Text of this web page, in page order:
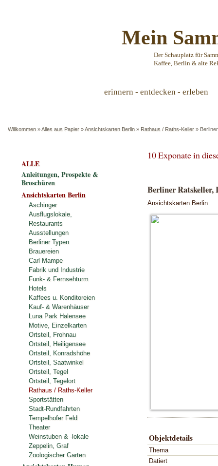
Mein
Der Schauplatz für
Kaffee, Berlin & alte
erinnern - entdecken - erleben
Willkommen »Alles aus Papier »Ansichtskarten Berlin » Rathaus / Raths-Keller »
10 Exponate in
Berliner Ratskeller,
Ansichtskarten Berlin
Objektdetails
Thema
Datiert
ALLE
Anleitungen, Prospekte &
Broschüren
Ansichtskarten Berlin
Aschinger
Ausflugslokale,
Restaurants
Ausstellungen
Berliner Typen
Brauereien
Carl Mampe
Fabrik und Industrie
Funk- & Fernsehturm
Hotels
Kaffees u. Konditoreien
Kauf- & Warenhäuser
Luna Park Halensee
Motive, Einzelkarten
Ortsteil, Frohnau
Ortsteil, Heiligensee
Ortsteil, Konradshöhe
Ortsteil, Saatwinkel
Ortsteil, Tegel
Ortsteil, Tegelort
Rathaus / Raths-Keller
Sportstätten
Stadt-Rundfahrten
Tempelhofer Feld
Theater
Weinstuben & -lokale
Zeppelin, Graf
Zoologischer Garten